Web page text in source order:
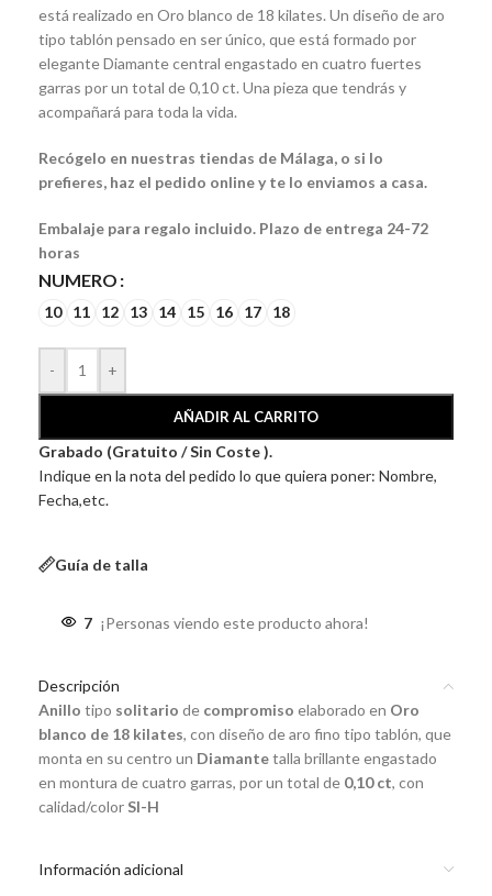
está realizado en Oro blanco de 18 kilates. Un diseño de aro
tipo tablón pensado en ser único, que está formado por
elegante Diamante central engastado en cuatro fuertes
garras por un total de 0,10 ct. Una pieza que tendrás y
acompañará para toda la vida.
Recógelo en nuestras tiendas de Málaga, o si lo
prefieres, haz el pedido online y te lo enviamos a casa.
Embalaje para regalo incluido. Plazo de entrega 24-72
horas
NUMERO
10 11 12 13 14 15 16 17 18
- +
AÑADIR AL CARRITO
Grabado (Gratuito / Sin Coste ).
Indique en la nota del pedido lo que quiera poner: Nombre,
Fecha,etc.
Guía de talla
7 ¡Personas viendo este producto ahora!
Descripción
Anillo tipo solitario de compromiso elaborado en Oro
blanco de 18 kilates, con diseño de aro fino tipo tablón, que
monta en su centro un Diamantetalla brillante engastado
en montura de cuatro garras, por un total de 0,10 ct, con
calidad/color SI-H
Información adicional